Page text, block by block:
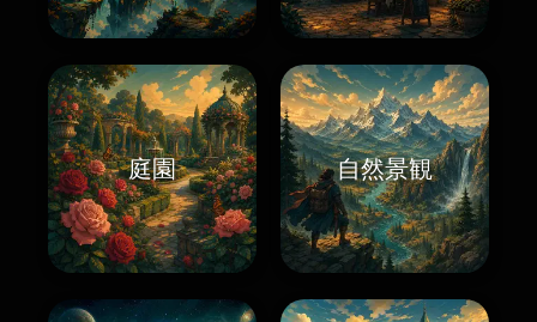
庭園 自然景観